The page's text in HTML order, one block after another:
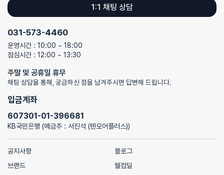
1:1 채팅 상담
031-573-4460
운영시간 : 10:00 ~ 18:00
점심시간 : 12:00 ~ 13:30
주말 및 공휴일 휴무
채팅 상담을 통해, 궁금하신 점을 남겨주시면 답변해 드립니다.
입금계좌
607301-01-396681
KB국민은행 (예금주 : 서진석 (텐모어플러스))
공지사항
블로그
브랜드
웰컴딜